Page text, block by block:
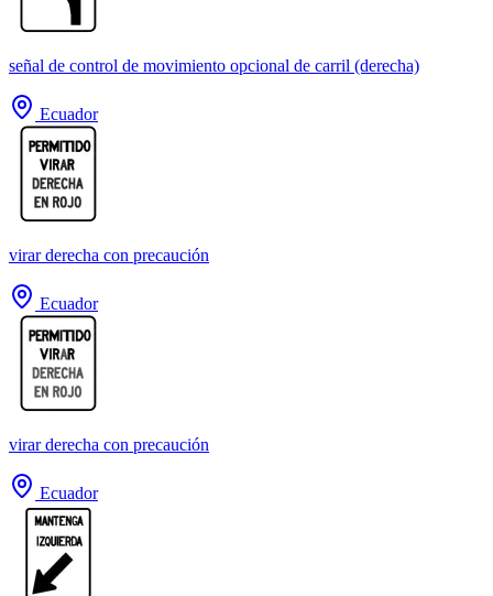
señal de control de movimiento opcional de carril (derecha)
Ecuador
virar derecha con precaución
Ecuador
virar derecha con precaución
Ecuador